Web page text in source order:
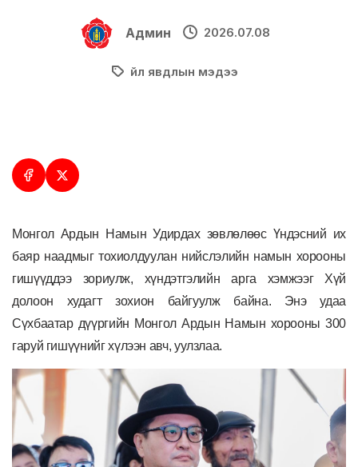
Админ 2026.07.08
Үйл явдлын мэдээ
Монгол Ардын Намын Удирдах зөвлөлөөс Үндэсний их
баяр наадмыг тохиолдуулан нийслэлийн намын хорооны
гишүүддээ зориулж, хүндэтгэлийн арга хэмжээг Хүй
долоон худагт зохион байгуулж байна. Энэ удаа
Сүхбаатар дүүргийн Монгол Ардын Намын хорооны 300
гаруй гишүүнийг хүлээн авч, уулзлаа.